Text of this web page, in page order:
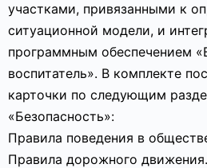
участками, привязанными к
ситуационной модели, и
программным обеспечением
воспитатель». В комплекте
карточки по следующим
«Безопасность»:
Правила поведения в
Правила дорожного движения.